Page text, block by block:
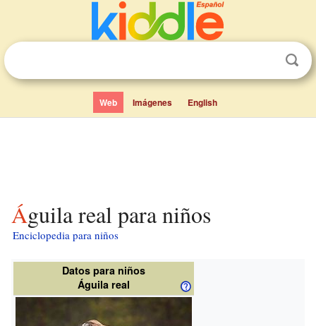
Web Imágenes English
Águila real para niños
Enciclopedia para niños
Datos para niños
Águila real